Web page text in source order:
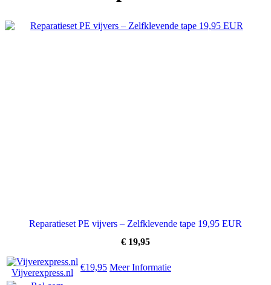
Reparatieset PE vijvers – Zelfklevende tape 19,95 EUR
€ 19,95
Vijverexpress.nl
€19,95 Meer Informatie